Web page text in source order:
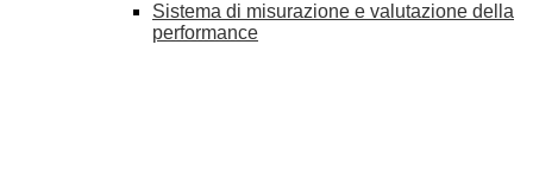
Sistema di misurazione e valutazione della
performance